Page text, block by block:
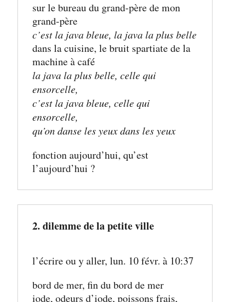
sur le bureau du grand-père de mon
grand-père
c’est la java bleue, la java la plus belle
dans la cuisine, le bruit spartiate de la
machine à café
la java la plus belle, celle qui
ensorcelle,
c’est la java bleue, celle qui
ensorcelle,
qu’on danse les yeux dans les yeux
fonction aujourd’hui, qu’est
l’aujourd’hui ?
2. dilemme de la petite ville
l’écrire ou y aller, lun. 10 févr. à 10:37
bord de mer, fin du bord de mer
iode, odeurs d’iode, poissons frais,